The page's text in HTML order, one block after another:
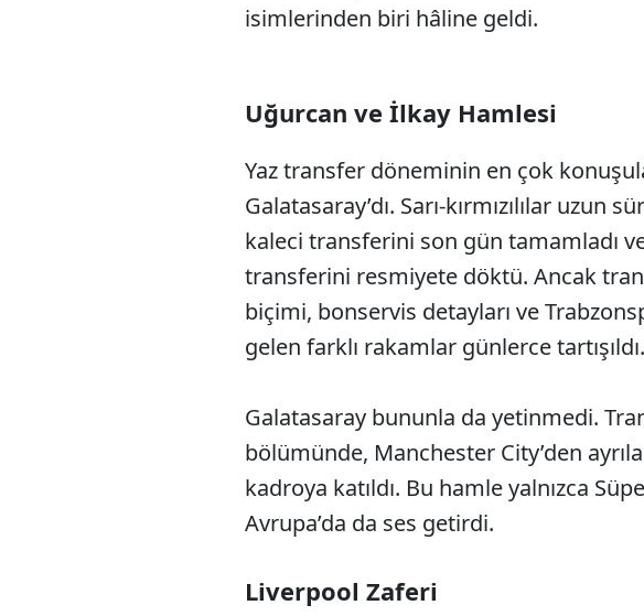
isimlerinden biri hâline geldi.
Uğurcan ve İlkay Hamlesi
Yaz transfer döneminin en çok
Galatasaray’dı. Sarı-kırmızılılar uzun
kaleci transferini son gün tamamladı
transferini resmiyete döktü. Ancak
biçimi, bonservis detayları ve
gelen farklı rakamlar günlerce tartışıldı.
Galatasaray bununla da yetinmedi.
bölümünde, Manchester City’den
kadroya katıldı. Bu hamle yalnızca
Avrupa’da da ses getirdi.
Liverpool Zaferi